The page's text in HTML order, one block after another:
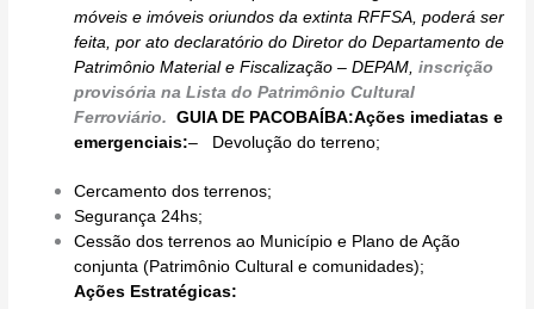
móveis e imóveis oriundos da extinta RFFSA, poderá ser
feita, por ato declaratório do Diretor do Departamento de
Patrimônio Material e Fiscalização – DEPAM,inscrição
provisória na Lista do Patrimônio Cultural
Ferroviário.
GUIA DE PACOBAÍBA:Ações imediatas e
emergenciais:– Devolução do terreno;
Cercamento dos terrenos;
Segurança 24hs;
Cessão dos terrenos ao Município e Plano de Ação
conjunta (Patrimônio Cultural e comunidades);
Ações Estratégicas: